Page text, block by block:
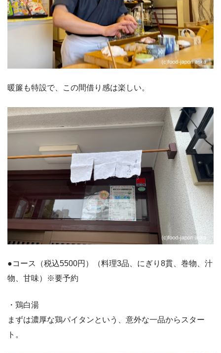
暖簾も特設で、この間借り感は楽しい。
●コース（税込5500円）（料理3品、にぎり8貫、巻物、汁
物、甘味）※要予約
・鶏白湯
まずは濃厚な鶏パイタンという、意外な一品からスター
ト。